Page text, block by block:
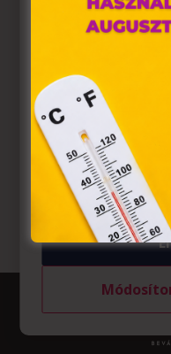
hozzájárulása
A „sütiket" az
törvény, az
információs
egyes kérdéseiről szóló
az Európai Unió
Azon weblapoknak,
belül működnek, a
felhasználó
tárolásához a